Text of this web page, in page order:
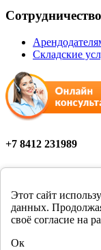
Этот сайт
данных.
своё согласие на
Ок
Сотрудничество
Складские
+7 8412 231989
Мы в соцсетях
Цены в розничных